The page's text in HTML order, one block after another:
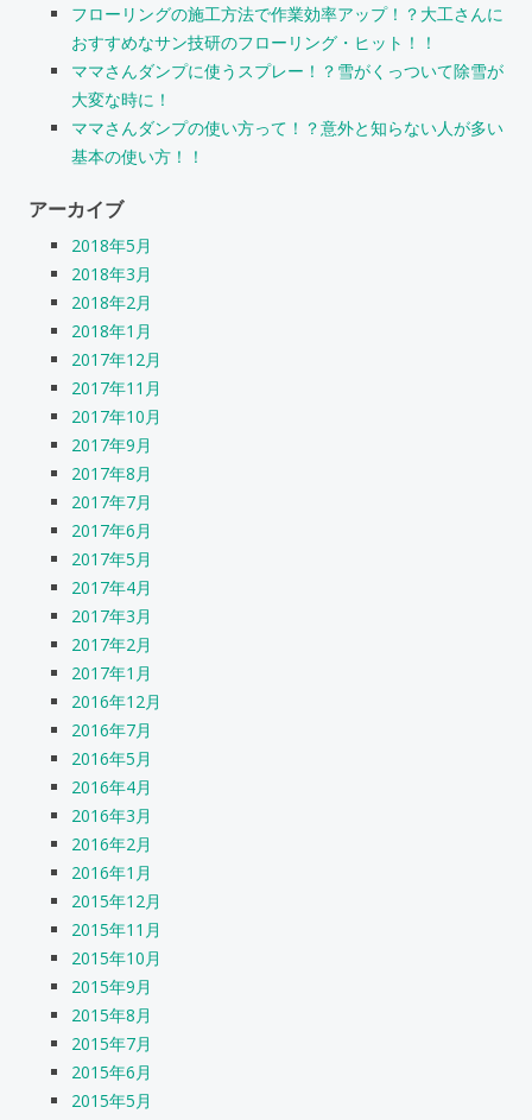
フローリングの施工方法で作業効率アップ！？大工さんに
おすすめなサン技研のフローリング・ヒット！！
ママさんダンプに使うスプレー！？雪がくっついて除雪が
大変な時に！
ママさんダンプの使い方って！？意外と知らない人が多い
基本の使い方！！
アーカイブ
2018年5月
2018年3月
2018年2月
2018年1月
2017年12月
2017年11月
2017年10月
2017年9月
2017年8月
2017年7月
2017年6月
2017年5月
2017年4月
2017年3月
2017年2月
2017年1月
2016年12月
2016年7月
2016年5月
2016年4月
2016年3月
2016年2月
2016年1月
2015年12月
2015年11月
2015年10月
2015年9月
2015年8月
2015年7月
2015年6月
2015年5月